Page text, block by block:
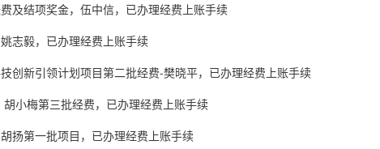
及结项奖金，伍中信，已办理经费上账手续
志毅，已办理经费上账手续
创新引领计划项目第二批经费-樊晓平，已办理经费上账手续
小梅第三批经费，已办理经费上账手续
扬第一批项目，已办理经费上账手续